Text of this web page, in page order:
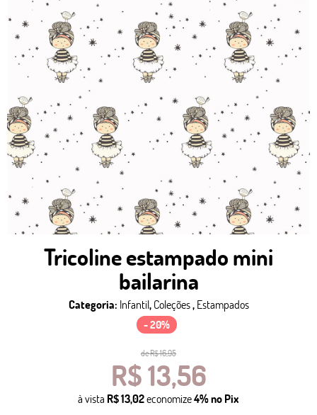
Tricoline estampado mini
bailarina
Categoria: Infantil, Coleções, Estampados
- 20%
deR$ 16,95
R$ 13,56
à vista R$ 13,02economize4%no Pix